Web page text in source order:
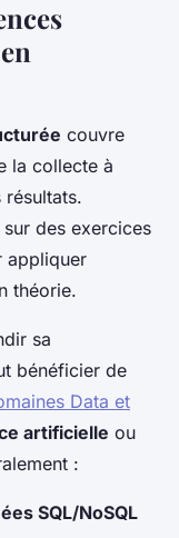
couvre
la collecte à
résultats.
sur des exercices
appliquer
théorie.
sa
bénéficier de
Data et
artificielle ou
:
SQL/NoSQL